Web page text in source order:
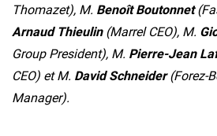
Thomazet), M. Benoît Boutonnet
Arnaud Thieulin(Marrel CEO), M.
Group President), M. Pierre-Jean
CEO) et M. David Schneider(Forez-
Manager).